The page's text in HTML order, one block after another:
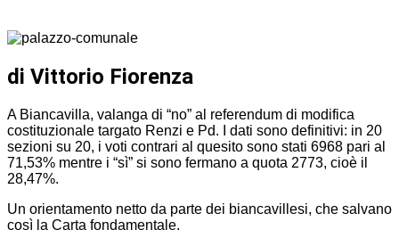
di Vittorio Fiorenza
A Biancavilla, valanga di “no” al referendum di modifica
costituzionale targato Renzi e Pd. I dati sono definitivi: in 20
sezioni su 20, i voti contrari al quesito sono stati 6968 pari al
71,53% mentre i “sì” si sono fermano a quota 2773, cioè il
28,47%.
Un orientamento netto da parte dei biancavillesi, che salvano
così la Carta fondamentale.